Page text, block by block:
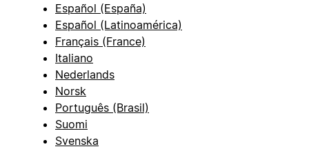
Español (España)
Español (Latinoamérica)
Français (France)
Italiano
Nederlands
Norsk
Português (Brasil)
Suomi
Svenska